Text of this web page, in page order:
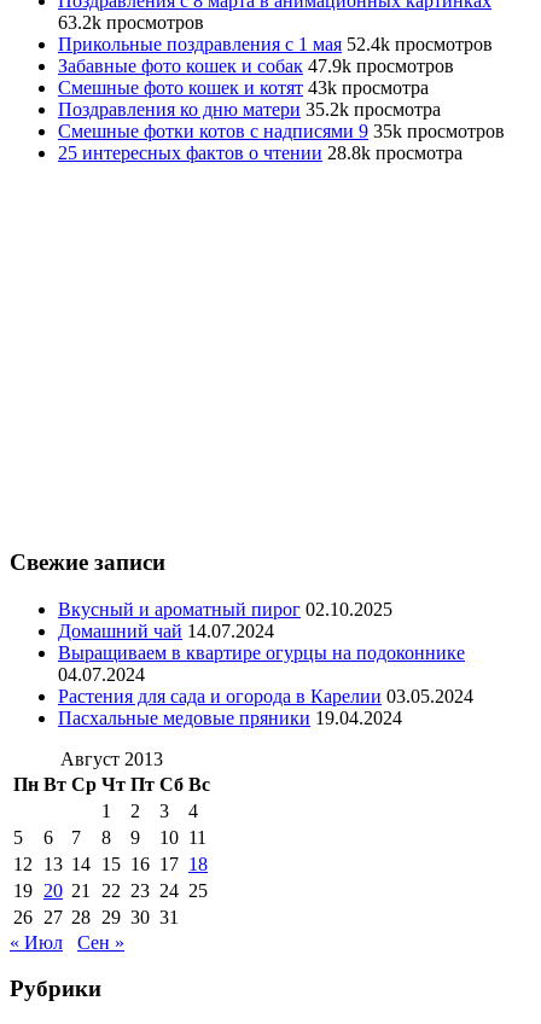
63.2k просмотров
Прикольные поздравления с 1 мая 52.4k просмотров
Забавные фото кошек и собак 47.9k просмотров
Смешные фото кошек и котят 43k просмотра
Поздравления ко дню матери 35.2k просмотра
Смешные фотки котов с надписями 9 35k просмотров
25 интересных фактов о чтении 28.8k просмотра
Свежие записи
Вкусный и ароматный пирог 02.10.2025
Домашний чай 14.07.2024
Выращиваем в квартире огурцы на подоконнике
04.07.2024
Растения для сада и огорода в Карелии 03.05.2024
Пасхальные медовые пряники 19.04.2024
Август 2013
Пн Вт Ср Чт Пт Сб Вс
1
2 3
4
5
6 7 8 9 10 11
12
13 14 15 16 17 18
19 20 21 22 23 24 25
26 27 28 29 30 31
« Июл
Сен »
Рубрики